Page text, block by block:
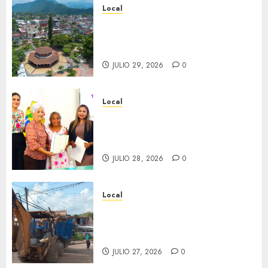
Local
JULIO 29, 2026 0
Local
JULIO 28, 2026 0
Local
JULIO 27, 2026 0